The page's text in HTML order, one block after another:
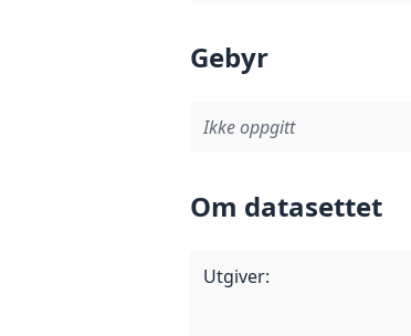
Gebyr
Ikke oppgitt
Om datasettet
Utgiver: